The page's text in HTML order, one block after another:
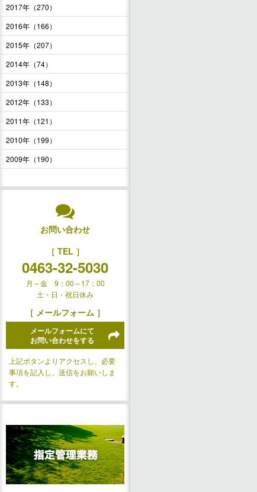
2017年（270）
2016年（166）
2015年（207）
2014年（74）
2013年（148）
2012年（133）
2011年（121）
2010年（199）
2009年（190）
お問い合わせ
［ TEL ］
0463-32-5030
月～金 9：00～17：00
土・日・祝日休み
［ メールフォーム ］
メールフォームにて
お問い合わせをする
上記ボタンよりアクセスし、必要
事項を記入し、送信をお願いしま
す。